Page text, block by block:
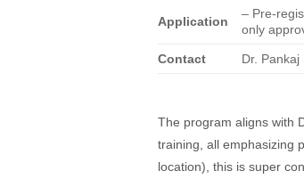
Application
– Pre-
only
Contact Dr.
The program aligns with
training, all emphasizing
location), this is super